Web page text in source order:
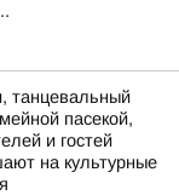
танцевальный
пасекой,
и гостей
на культурные